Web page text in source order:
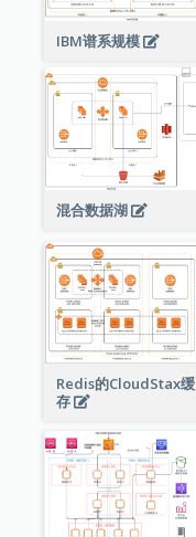
IBM谱系规模
混合数据湖
Redis的CloudStax缓
存